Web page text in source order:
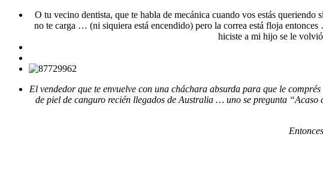
O tu vecino dentista, que te habla de mecánica cuando vos estás
no te carga … (ni siquiera está encendido) pero la correa está floja
hiciste a mi hijo se le
El vendedor que te envuelve con una cháchara absurda para que le
de piel de canguro recién llegados de Australia … uno se pregunta